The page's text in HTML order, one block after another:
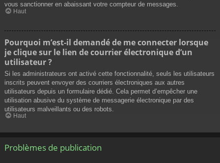
vous sanctionner en abaissant votre compteur de messages.
Haut
Pourquoi m’est-il demandé de me connecter lorsque
je clique sur le lien de courrier électronique d’un
utilisateur ?
Si les administrateurs ont activé cette fonctionnalité, seuls les utilisateurs
inscrits peuvent envoyer des courriers électroniques aux autres
utilisateurs depuis un formulaire dédié. Cela permet d’empêcher une
utilisation abusive du système de messagerie électronique par des
utilisateurs malveillants ou des robots.
Haut
Problèmes de publication